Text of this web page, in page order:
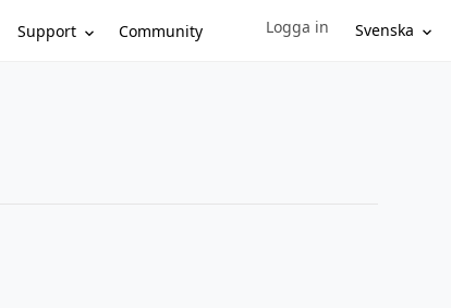
Support Community Sign in to your account
Logga in Svenska